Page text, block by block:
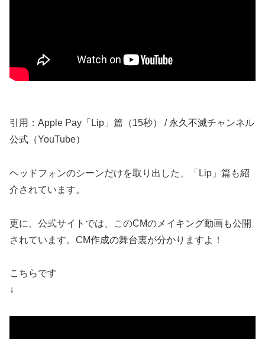
引用：Apple Pay「Lip」篇（15秒） / 永久不滅チャンネル
公式（YouTube）
ヘッドフォンのシーンだけを取り出した、「Lip」篇も紹
介されています。
更に、公式サイトでは、このCMのメイキング動画も公開
されています。CM作成の舞台裏が分かりますよ！
こちらです
↓